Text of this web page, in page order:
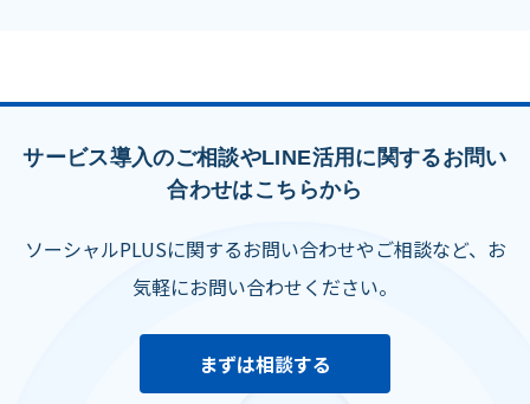
サービス導入のご相談やLINE活用に関するお問い
合わせはこちらから
ソーシャルPLUSに関するお問い合わせやご相談など、お
気軽にお問い合わせください。
まずは相談する